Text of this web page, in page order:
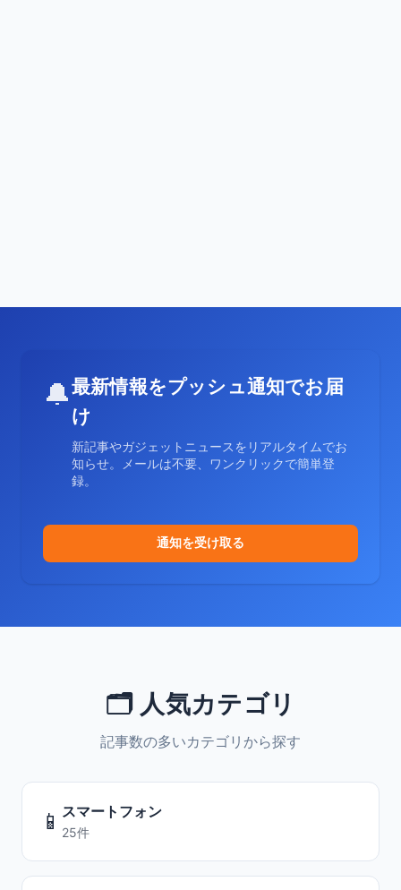
🔔最新情報をプッシュ通知でお届
け
新記事やガジェットニュースをリアルタイムでお
知らせ。メールは不要、ワンクリックで簡単登
録。
通知を受け取る
🗂️ 人気カテゴリ
記事数の多いカテゴリから探す
📱 スマートフォン
25件